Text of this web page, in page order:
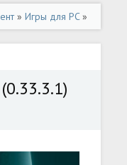
»Игры для PC»
Simulator,